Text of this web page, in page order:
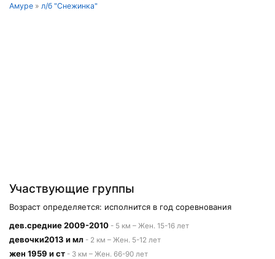
Амуре » л/б "Снежинка"
Участвующие группы
Возраст определяется: исполнится в год соревнования
дев.средние 2009-2010 - 5 км – Жен. 15-16 лет
девочки2013 и мл - 2 км – Жен. 5-12 лет
жен 1959 и ст - 3 км – Жен. 66-90 лет